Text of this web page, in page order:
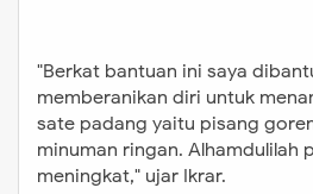
"Berkat bantuan ini saya
memberanikan diri untuk
sate padang yaitu pisang
minuman ringan. Alhamdulilah
meningkat," ujar Ikrar.